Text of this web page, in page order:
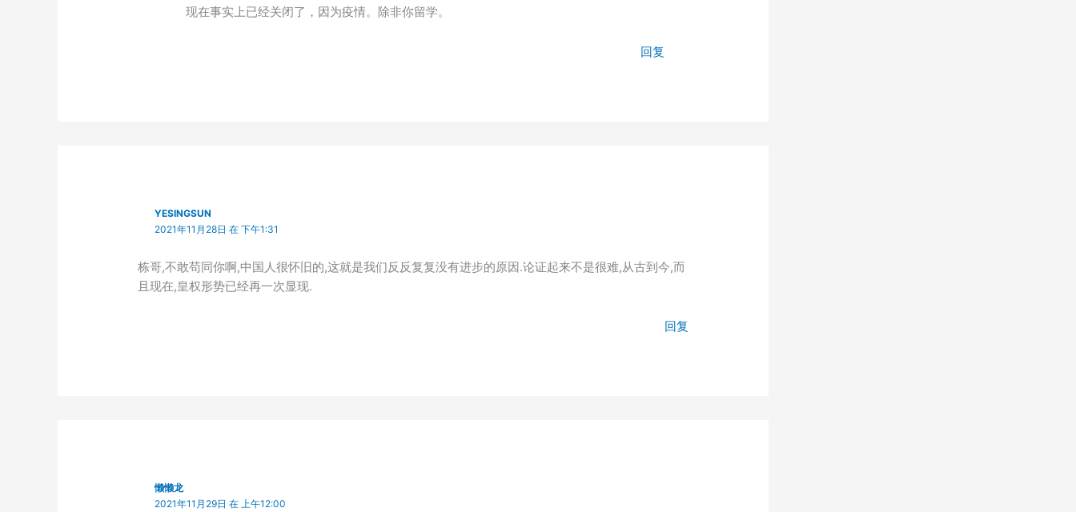
现在事实上已经关闭了，因为疫情。除非你留学。
回复
YESINGSUN
2021年11月28日 在 下午1:31
栋哥,不敢苟同你啊,中国人很怀旧的,这就是我们反反复复没有进步的原因.论证起来不是很难,从古到今,而
且现在,皇权形势已经再一次显现.
回复
懒懒龙
2021年11月29日 在 上午12:00